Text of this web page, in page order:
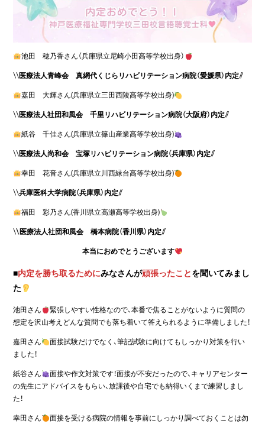
池田 穂乃香さん（兵庫県立尼崎小田高等学校出身）
\\医療法人青峰会 真網代くじらリハビリテーション病院（愛媛県）内定//
嘉田 大輝さん(兵庫県立三田西陵高等学校出身)
\\医療法人社団和風会 千里リハビリテーション病院（大阪府）内定//
紙谷 千佳さん(兵庫県立篠山産業高等学校出身)
\\医療法人尚和会 宝塚リハビリテーション病院（兵庫県）内定//
幸田 花音さん(兵庫県立川西緑台高等学校出身)
\\兵庫医科大学病院（兵庫県）内定//
福田 彩乃さん(香川県立高瀬高等学校出身)
\\医療法人社団和風会 橋本病院（香川県）内定//
本当におめでとうございます
■内定を勝ち取るためにみなさんが頑張ったことを聞いてみまし
た
池田さん
緊張しやすい性格なので、本番で焦ることがないように質問の
想定を沢山考えどんな質問でも落ち着いて答えられるように準備しました！
嘉田さん
面接試験だけでなく、筆記試験に向けてもしっかり対策を行い
ました！
紙谷さん
面接や作文対策です！面接が不安だったので、キャリアセンター
の先生にアドバイスをもらい、放課後や自宅でも納得いくまで練習しまし
た！
幸田さん
面接を受ける病院の情報を事前にしっかり調べておくことは勿